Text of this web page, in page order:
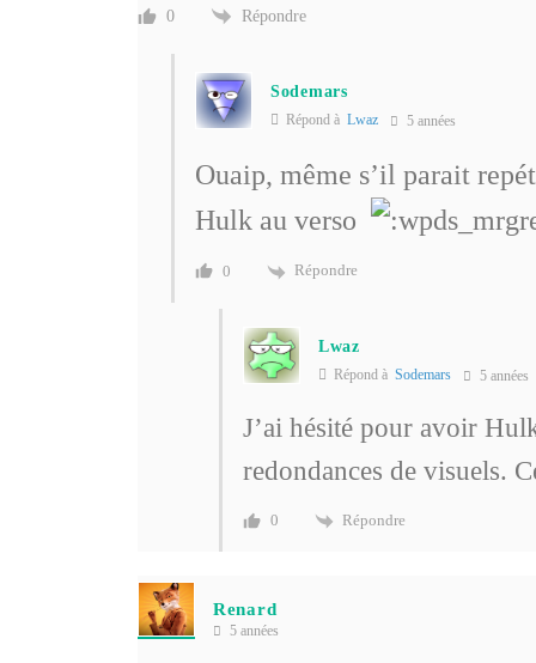
0 Répondre
Sodemars
Répond à Lwaz 5 années
Ouaip, même s’il parait
Hulk au verso
0 Répondre
Lwaz
Répond à Sodemars 5 années
J’ai hésité pour avoir
redondances de visuels.
0 Répondre
Renard
5 années